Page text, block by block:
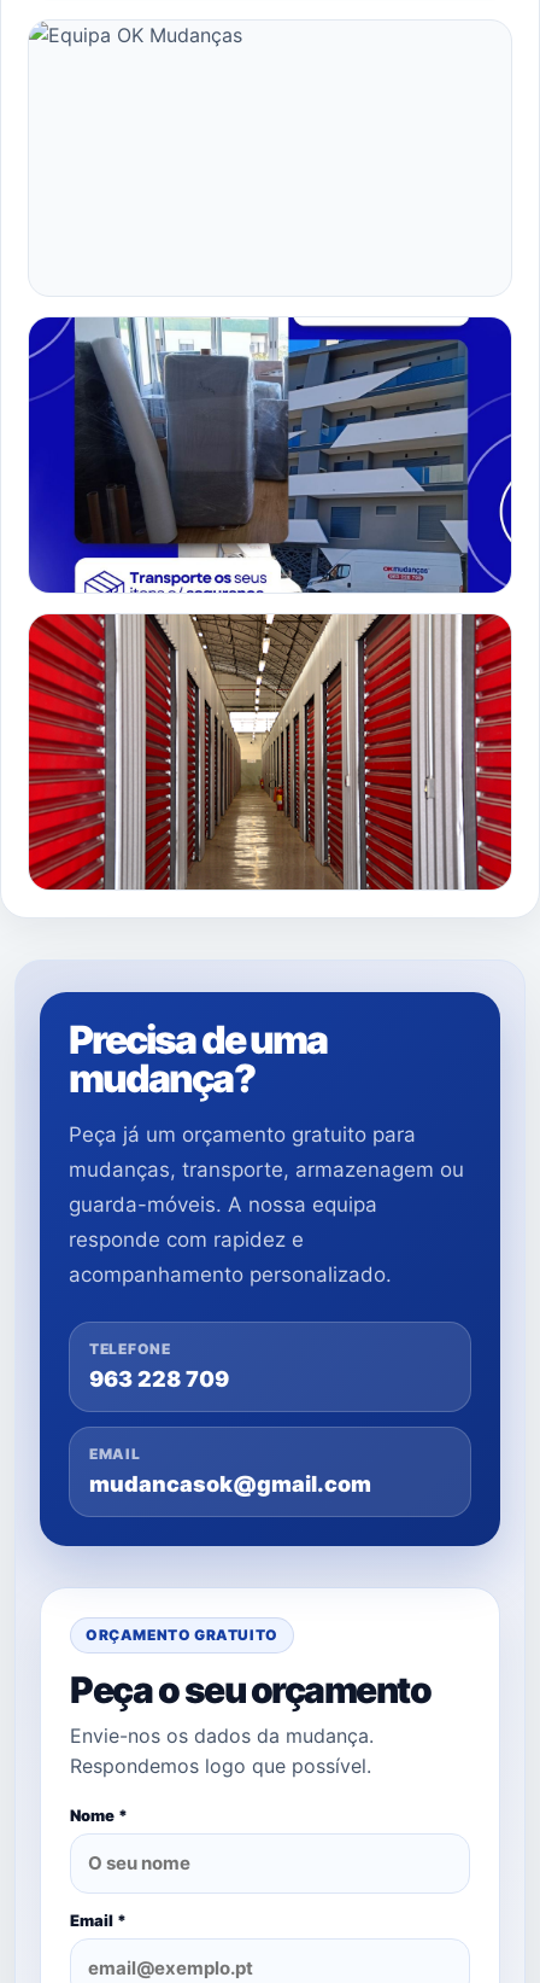
Precisa de uma
mudança?
Peça já um orçamento gratuito para
mudanças, transporte, armazenagem ou
guarda-móveis. A nossa equipa
responde com rapidez e
acompanhamento personalizado.
TELEFONE
963 228 709
EMAIL
mudancasok@gmail.com
ORÇAMENTO GRATUITO
Peça o seu orçamento
Envie-nos os dados da mudança.
Respondemos logo que possível.
Nome *
Email *